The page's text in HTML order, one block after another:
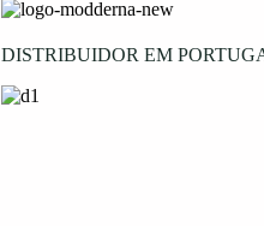
DISTRIBUIDOR EM